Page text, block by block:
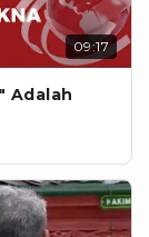
09:17
Adalah